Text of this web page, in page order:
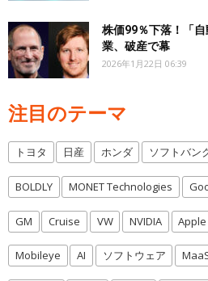
株価99％下落！「
業、破産で幕
2026年1月22日 06:39
注目のテーマ
トヨタ 日産 ホンダ ソフトバン
BOLDLY MONET Technologies
GM Cruise VW NVIDIA Apple
Mobileye AI ソフトウェア